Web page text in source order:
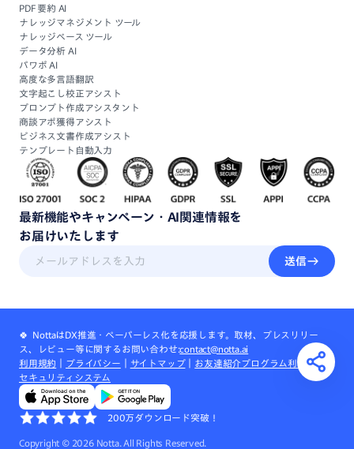
PDF 要約 AI
ナレッジマネジメント ツール
ナレッジベース ツール
データ分析 AI
パワポ AI
高度な多言語翻訳
文字起こし校正アシスト
プロンプト作成アシスタント
商談アポ獲得アシスト
ビジネス文書作成アシスト
テンプレート自動入力
最新機能やキャンペーン・ AI関連情報を
お届けいたします
送信
🍀 NottaはDX推進・ペーパーレス化を応援します。取材、プレスリリー
ス、レビュー等に関するお問い合わせ:contact@notta.ai
利用規約
プライバシー サイトマップ｜ お友達紹介プログラム利用規約
｜
セキュリティシステム
200万ダウンロード突破！
Copyright © 2026Notta. All Rights Reserved.